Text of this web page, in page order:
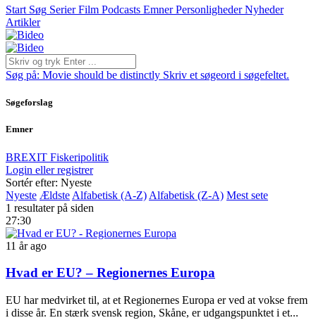
Start Søg Serier Film Podcasts Emner Personligheder Nyheder
Artikler
Søg på: Movie should be distinctly Skriv et søgeord i søgefeltet.
Søgeforslag
Emner
BREXIT Fiskeripolitik
Login eller registrer
Sortér efter: Nyeste
Nyeste Ældste Alfabetisk (A-Z) Alfabetisk (Z-A) Mest sete
1 resultater på siden
27:30
11 år ago
Hvad er EU? – Regionernes Europa
EU har medvirket til, at et Regionernes Europa er ved at vokse frem
i disse år. En stærk svensk region, Skåne, er udgangspunktet i et...